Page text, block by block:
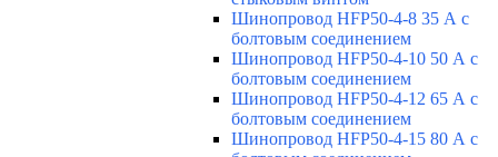
Шинопровод HFP50-4-8 35 А с
болтовым соединением
Шинопровод HFP50-4-10 50 А с
болтовым соединением
Шинопровод HFP50-4-12 65 А с
болтовым соединением
Шинопровод HFP50-4-15 80 А с